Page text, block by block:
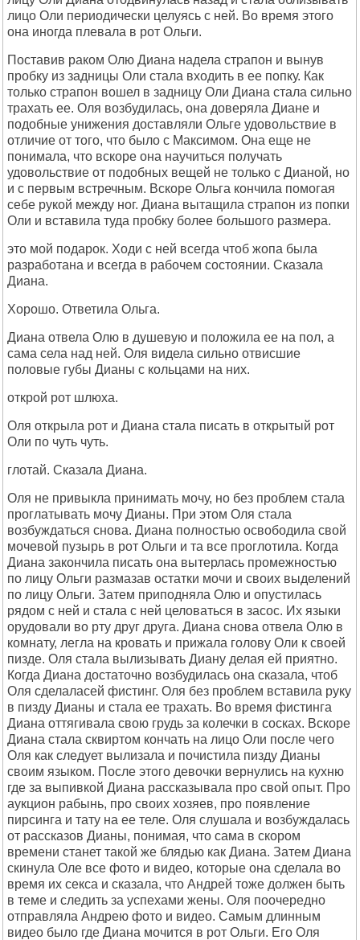
лицо Оли периодически целуясь с ней. Во время этого
она иногда плевала в рот Ольги.
Поставив раком Олю Диана надела страпон и вынув
пробку из задницы Оли стала входить в ее попку. Как
только страпон вошел в задницу Оли Диана стала сильно
трахать ее. Оля возбудилась, она доверяла Диане и
подобные унижения доставляли Ольге удовольствие в
отличие от того, что было с Максимом. Она еще не
понимала, что вскоре она научиться получать
удовольствие от подобных вещей не только с Дианой, но
и с первым встречным. Вскоре Ольга кончила помогая
себе рукой между ног. Диана вытащила страпон из попки
Оли и вставила туда пробку более большого размера.
это мой подарок. Ходи с ней всегда чтоб жопа была
разработана и всегда в рабочем состоянии. Сказала
Диана.
Хорошо. Ответила Ольга.
Диана отвела Олю в душевую и положила ее на пол, а
сама села над ней. Оля видела сильно отвисшие
половые губы Дианы с кольцами на них.
открой рот шлюха.
Оля открыла рот и Диана стала писать в открытый рот
Оли по чуть чуть.
глотай. Сказала Диана.
Оля не привыкла принимать мочу, но без проблем стала
проглатывать мочу Дианы. При этом Оля стала
возбуждаться снова. Диана полностью освободила свой
мочевой пузырь в рот Ольги и та все проглотила. Когда
Диана закончила писать она вытерлась промежностью
по лицу Ольги размазав остатки мочи и своих выделений
по лицу Ольги. Затем приподняла Олю и опустилась
рядом с ней и стала с ней целоваться в засос. Их языки
орудовали во рту друг друга. Диана снова отвела Олю в
комнату, легла на кровать и прижала голову Оли к своей
пизде. Оля стала вылизывать Диану делая ей приятно.
Когда Диана достаточно возбудилась она сказала, чтоб
Оля сделаласей фистинг. Оля без проблем вставила руку
в пизду Дианы и стала ее трахать. Во время фистинга
Диана оттягивала свою грудь за колечки в сосках. Вскоре
Диана стала сквиртом кончать на лицо Оли после чего
Оля как следует вылизала и почистила пизду Дианы
своим языком. После этого девочки вернулись на кухню
где за выпивкой Диана рассказывала про свой опыт. Про
аукцион рабынь, про своих хозяев, про появление
пирсинга и тату на ее теле. Оля слушала и возбуждалась
от рассказов Дианы, понимая, что сама в скором
времени станет такой же блядью как Диана. Затем Диана
скинула Оле все фото и видео, которые она сделала во
время их секса и сказала, что Андрей тоже должен быть
в теме и следить за успехами жены. Оля поочередно
отправляла Андрею фото и видео. Самым длинным
видео было где Диана мочится в рот Ольги. Его Оля